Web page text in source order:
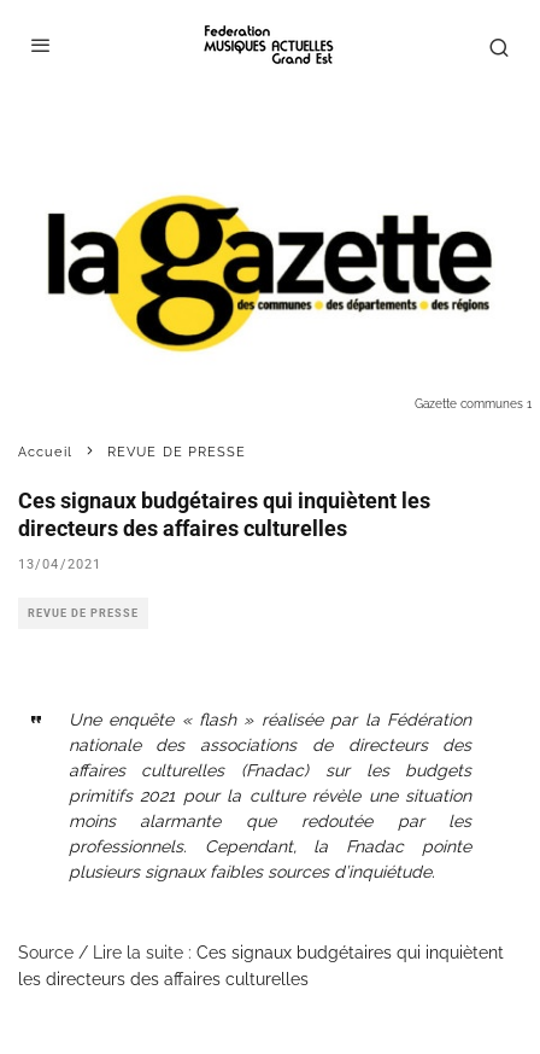
Gazette communes 1
Accueil REVUE DE PRESSE
Ces signaux budgétaires qui inquiètent les
directeurs des affaires culturelles
13/04/2021
REVUE DE PRESSE
Une enquête « flash » réalisée par la Fédération
nationale des associations de directeurs des
affaires culturelles (Fnadac) sur les budgets
primitifs 2021 pour la culture révèle une situation
moins alarmante que redoutée par les
professionnels. Cependant, la Fnadac pointe
plusieurs signaux faibles sources d’inquiétude.
Source / Lire la suite : Ces signaux budgétaires qui inquiètent
les directeurs des affaires culturelles